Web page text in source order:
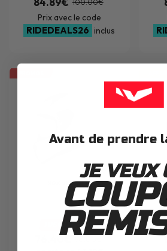
100.00€
Prix avec le code
RIDEDEALS26 inclus
N731 WHITE
JUSQU'À -52%
Avant de prendre
JE VEUX